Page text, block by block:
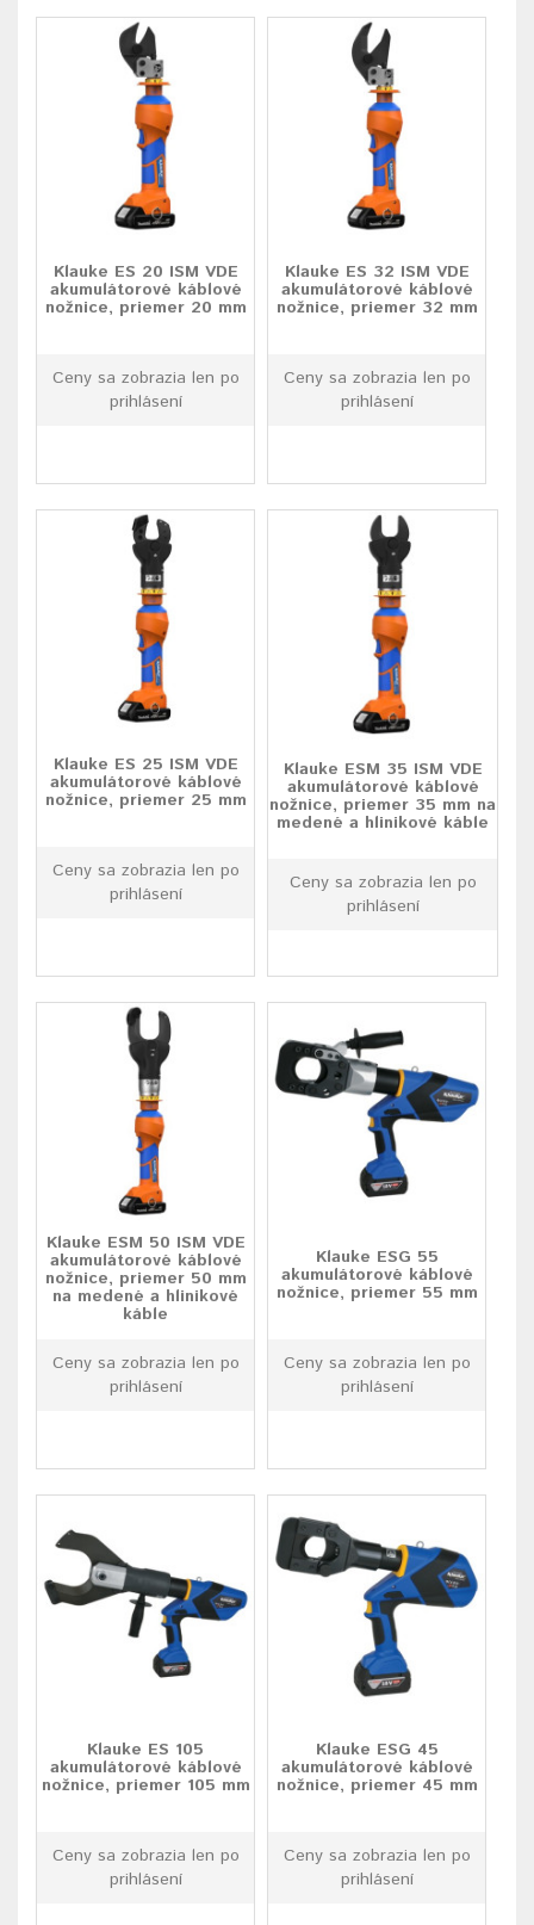
Klauke ES 20 ISM VDE
akumulátorové káblové
nožnice, priemer 20 mm
Ceny sa zobrazia len po
prihlásení
Klauke ES 32 ISM VDE
akumulátorové káblové
nožnice, priemer 32 mm
Ceny sa zobrazia len po
prihlásení
Klauke ES 25 ISM VDE
akumulátorové káblové
nožnice, priemer 25 mm
Ceny sa zobrazia len po
prihlásení
Klauke ESM 35 ISM VDE
akumulátorové káblové
nožnice, priemer 35 mm na
medené a hlinikové káble
Ceny sa zobrazia len po
prihlásení
Klauke ESM 50 ISM VDE
akumulátorové káblové
nožnice, priemer 50 mm
na medené a hlinikové
káble
Ceny sa zobrazia len po
prihlásení
Klauke ESG 55
akumulátorové káblové
nožnice, priemer 55 mm
Ceny sa zobrazia len po
prihlásení
Klauke ES 105
akumulátorové káblové
nožnice, priemer 105 mm
Ceny sa zobrazia len po
prihlásení
Klauke ESG 45
akumulátorové káblové
nožnice, priemer 45 mm
Ceny sa zobrazia len po
prihlásení